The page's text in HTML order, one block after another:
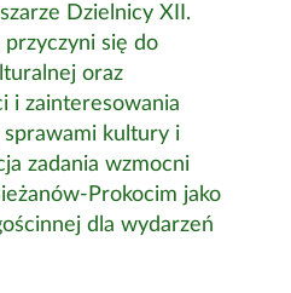
Dzielnicy XII.
się do
oraz
i zainteresowania
sprawami kultury i
zadania wzmocni
Prokocim jako
dla wydarzeń